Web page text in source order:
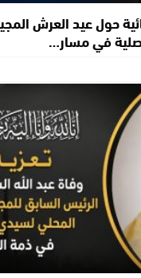
حول عيد العرش
في مسار…